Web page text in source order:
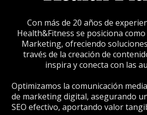
Con más de 20 años de
Health&Fitness se posiciona
Marketing, ofreciendo
través de la creación de
inspira y conecta con las
Optimizamos la comunicación
de marketing digital, asegurando
SEO efectivo, aportando valor